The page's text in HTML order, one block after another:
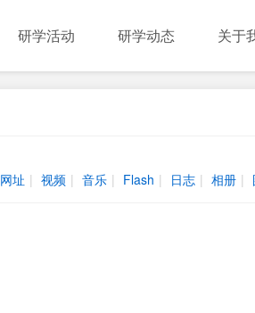
研学活动 研学动态 关于
网址 | 视频 | 音乐 | Flash | 日志 | 相册 |